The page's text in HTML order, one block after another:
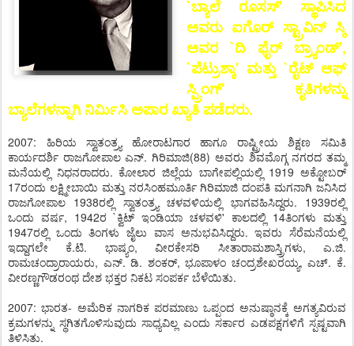
`ಬ್ಯಾಲೆ ರೂಸಸ್' ಸ್ಥಾಪಿಸಿದ
ಅವರು ಐಗೊರ್ ಸ್ಟ್ರಾವಿನ್ ಸ್ಕಿ
ಅವರ `ದಿ ಫೈರ್ ಬ್ರ್ಯಾಂಡ್',
`ಪೆಟ್ರುಶ್ಕಾ' ಮತ್ತು `ರೈಟ್ ಆಫ್
ಸ್ಪ್ರಿಂಗ್' ಕೃತಿಗಳನ್ನು
ಬ್ಯಾಲೆಗಳನ್ನಾಗಿ ನಿರ್ಮಿಸಿ ಅಪಾರ ಖ್ಯಾತಿ ಪಡೆದರು.
2007: ಹಿರಿಯ ಸ್ವಾತಂತ್ರ್ಯ ಹೋರಾಟಗಾರ ಹಾಗೂ ರಾಷ್ಟ್ರೀಯ ಶಿಕ್ಷಣ ಸಮಿತಿ
ಕಾರ್ಯದರ್ಶಿ ರಾಜಗೋಪಾಲ ಎನ್. ಗಿರಿಮಾಜಿ(88) ಅವರು ಶಿವಮೊಗ್ಗ ನಗರದ ತಮ್ಮ
ಮನೆಯಲ್ಲಿ ನಿಧನರಾದರು. ಕೋಲಾರ ಜಿಲ್ಲೆಯ ಬಾಗೇಪಲ್ಲಿಯಲ್ಲಿ 1919 ಅಕ್ಟೋಬರ್
17ರಂದು ಲಕ್ಷ್ಮೀಬಾಯಿ ಮತ್ತು ನರಸಿಂಹಮೂರ್ತಿ ಗಿರಿಮಾಜಿ ದಂಪತಿ ಮಗನಾಗಿ ಜನಿಸಿದ
ರಾಜಗೋಪಾಲ 1938ರಲ್ಲಿ ಸ್ವಾತಂತ್ರ್ಯ ಚಳವಳಿಯಲ್ಲಿ ಭಾಗವಹಿಸಿದ್ದರು. 1939ರಲ್ಲಿ
ಒಂದು ವರ್ಷ, 1942ರ `ಕ್ವಿಟ್ ಇಂಡಿಯಾ ಚಳವಳಿ' ಕಾಲದಲ್ಲಿ 14ತಿಂಗಳು ಮತ್ತು
1947ರಲ್ಲಿ ಒಂದು ತಿಂಗಳು ಜೈಲು ವಾಸ ಅನುಭವಿಸಿದ್ದರು. ಇವರು ಸೆರೆಮನೆಯಲ್ಲಿ
ಇದ್ದಾಗಲೇ ಕೆ.ಟಿ. ಭಾಷ್ಯಂ, ವೀರಕೇಸರಿ ಸೀತಾರಾಮಶಾಸ್ತ್ರಿಗಳು, ಎ.ಜಿ.
ರಾಮಚಂದ್ರಾರಾಯರು, ಎನ್. ಡಿ. ಶಂಕರ್, ಭೂಪಾಳಂ ಚಂದ್ರಶೇಖರಯ್ಯ, ಎಚ್. ಕೆ.
ವೀರಣ್ಣಗೌಡರಂಥ ದೇಶ ಭಕ್ತರ ನಿಕಟ ಸಂಪರ್ಕ ಬೆಳೆಯಿತು.
2007: ಭಾರತ- ಅಮೆರಿಕ ನಾಗರಿಕ ಪರಮಾಣು ಒಪ್ಪಂದ ಅನುಷ್ಠಾನಕ್ಕೆ ಅಗತ್ಯವಿರುವ
ಕ್ರಮಗಳನ್ನು ಸ್ಥಗಿತಗೊಳಿಸುವುದು ಸಾಧ್ಯವಿಲ್ಲ ಎಂದು ಸರ್ಕಾರ ಎಡಪಕ್ಷಗಳಿಗೆ ಸ್ಪಷ್ಟವಾಗಿ
ತಿಳಿಸಿತು.